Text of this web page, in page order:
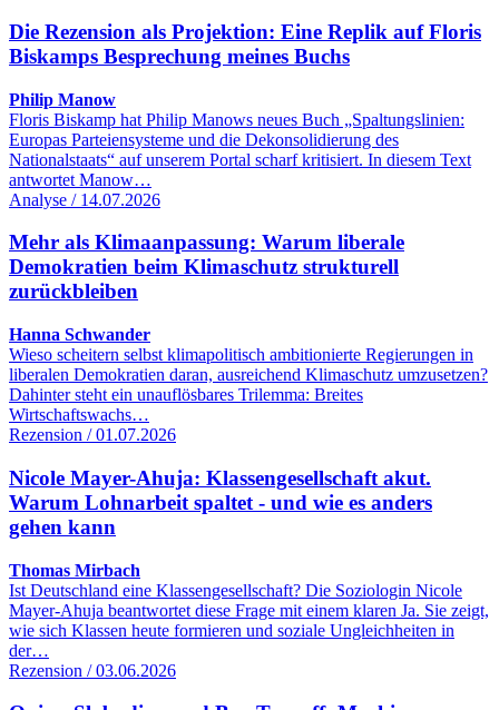
Die Rezension als Projektion: Eine Replik auf Floris
Biskamps Besprechung meines Buchs
Philip Manow
Floris Biskamp hat Philip Manows neues Buch „Spaltungslinien:
Europas Parteiensysteme und die Dekonsolidierung des
Nationalstaats“ auf unserem Portal scharf kritisiert. In diesem Text
antwortet Manow…
Analyse / 14.07.2026
Mehr als Klimaanpassung: Warum liberale
Demokratien beim Klimaschutz strukturell
zurückbleiben
Hanna Schwander
Wieso scheitern selbst klimapolitisch ambitionierte Regierungen in
liberalen Demokratien daran, ausreichend Klimaschutz umzusetzen?
Dahinter steht ein unauflösbares Trilemma: Breites
Wirtschaftswachs…
Rezension / 01.07.2026
Nicole Mayer-Ahuja: Klassengesellschaft akut.
Warum Lohnarbeit spaltet - und wie es anders
gehen kann
Thomas Mirbach
Ist Deutschland eine Klassengesellschaft? Die Soziologin Nicole
Mayer-Ahuja beantwortet diese Frage mit einem klaren Ja. Sie zeigt,
wie sich Klassen heute formieren und soziale Ungleichheiten in
der…
Rezension / 03.06.2026